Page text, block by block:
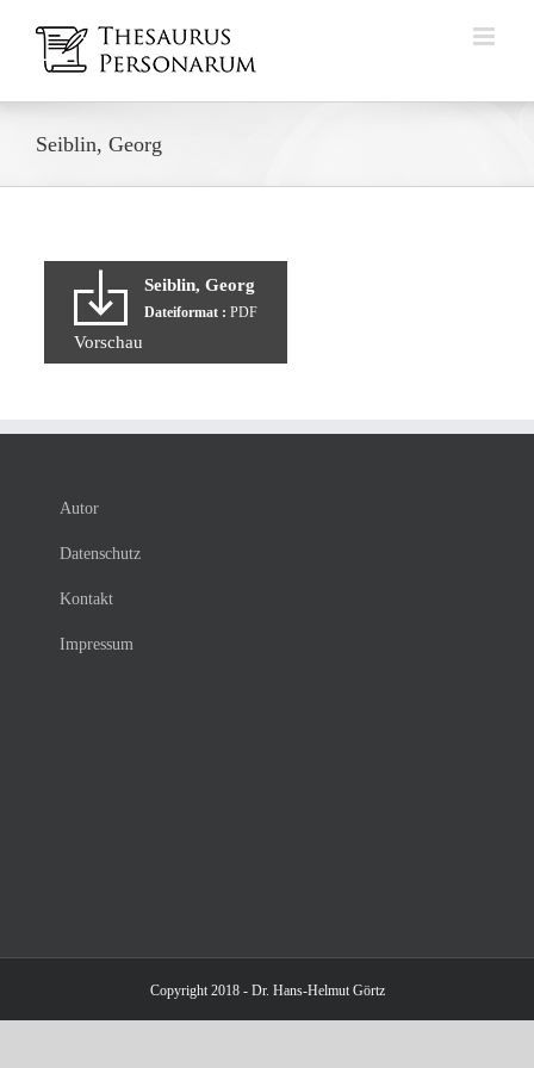
Inhalt
springen
Seiblin, Georg
Seiblin, Georg
Dateiformat : PDF
Vorschau
Autor
Datenschutz
Kontakt
Impressum
Copyright 2018 - Dr. Hans-Helmut Görtz